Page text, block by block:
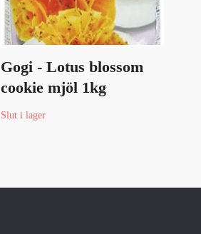
Gogi - Lotus blossom
cookie mjöl 1kg
Slut i lager